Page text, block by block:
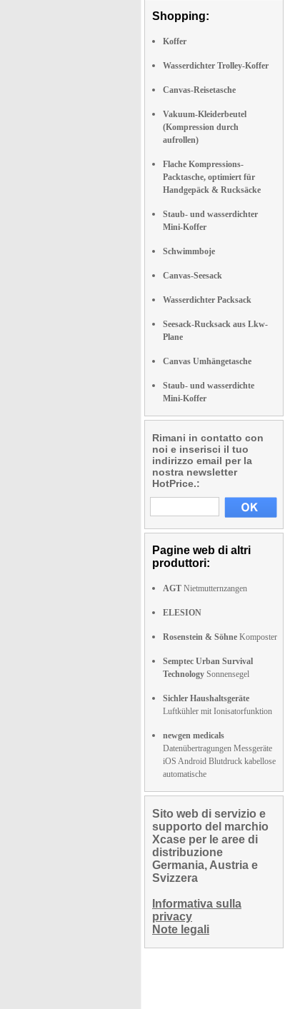
Shopping:
Koffer
Wasserdichter Trolley-Koffer
Canvas-Reisetasche
Vakuum-Kleiderbeutel
(Kompression durch
aufrollen)
Flache Kompressions-
Packtasche, optimiert für
Handgepäck & Rucksäcke
Staub- und wasserdichter
Mini-Koffer
Schwimmboje
Canvas-Seesack
Wasserdichter Packsack
Seesack-Rucksack aus Lkw-
Plane
Canvas Umhängetasche
Staub- und wasserdichte
Mini-Koffer
Rimani in contatto con
noi e inserisci il tuo
indirizzo email per la
nostra newsletter
HotPrice.:
Pagine web di altri
produttori:
AGT Nietmutternzangen
ELESION
Rosenstein & Söhne Komposter
Semptec Urban Survival
Technology Sonnensegel
Sichler Haushaltsgeräte
Luftkühler mit Ionisatorfunktion
newgen medicals
Datenübertragungen Messgeräte
iOS Android Blutdruck kabellose
automatische
Sito web di servizio e
supporto del marchio
Xcase per le aree di
distribuzione
Germania, Austria e
Svizzera
Informativa sulla
privacy
Note legali